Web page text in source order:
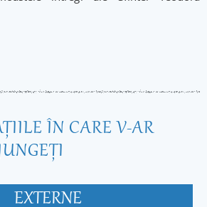
ÎN CARE V-AR
EXTERNE